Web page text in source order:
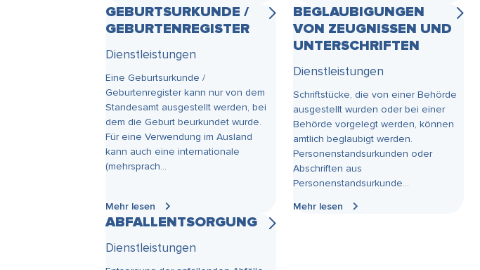
GEBURTSURKUNDE /
GEBURTENREGISTER
Dienstleistungen
Eine Geburtsurkunde /
Geburtenregister kann nur von dem
Standesamt ausgestellt werden, bei
dem die Geburt beurkundet wurde.
Für eine Verwendung im Ausland
kann auch eine internationale
(mehrsprach...
Mehr lesen
BEGLAUBIGUNGEN
VON ZEUGNISSEN UND
UNTERSCHRIFTEN
Dienstleistungen
Schriftstücke, die von einer Behörde
ausgestellt wurden oder bei einer
Behörde vorgelegt werden, können
amtlich beglaubigt werden.
Personenstandsurkunden oder
Abschriften aus
Personenstandsurkunde...
Mehr lesen
ABFALLENTSORGUNG
Dienstleistungen